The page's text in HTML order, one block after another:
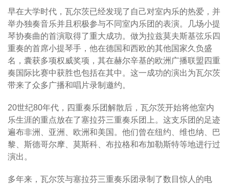
早在大学时代，瓦尔茨已经发现了自己对室内乐的热爱，并
举办独奏音乐并且积极参与不同室内乐团的表演。几场小提
琴协奏曲的首演取得了重大成功。做为拉兹莫夫斯基弦乐四
重奏的首席小提琴手，他在德国和西欧的其他国家久负盛
名，囊获多项权威奖项，其在赫尔辛基的欧洲广播联盟四重
奏国际比赛中获胜也包括在其中。这一成功的演出为瓦尔茨
带来了众多广播和唱片录制邀约。
20世纪80年代，四重奏乐团解散后，瓦尔茨开始将他室内
乐生涯的重点放在了塞拉芬三重奏乐团上。这支乐团的足迹
遍布非洲、亚洲、欧洲和美国。他们曾在纽约、维也纳、巴
黎、斯德哥尔摩、莫斯科、布拉格和布加勒斯特等地进行过
演出。
多年来，瓦尔茨与塞拉芬三重奏乐团录制了数目惊人的电